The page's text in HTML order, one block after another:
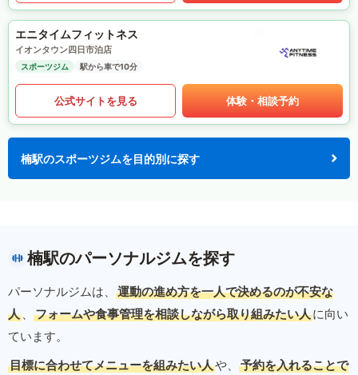
エニタイムフィットネス
イオンタウン四日市泊店
スポーツジム 駅から車で10分
公式サイトを見る 体験・相談予約
楠駅のスポーツジムを目的別に探す
楠駅のパーソナルジムを探す
パーソナルジムは、
運動の進め方を一人で決めるのが不安な
人 、 フォームや食事管理を相談しながら取り組みたい人に向い
ています。
目標に合わせてメニューを組みたい人や、
予約を入れることで